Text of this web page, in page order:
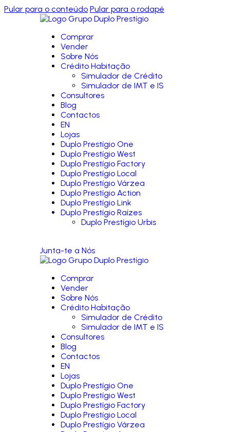
Pular para o conteúdo Pular para o rodapé
Comprar
Vender
Sobre Nós
Crédito Habitação
Simulador de Crédito
Simulador de IMT e IS
Consultores
Blog
Contactos
EN
Lojas
Duplo Prestígio One
Duplo Prestígio West
Duplo Prestígio Factory
Duplo Prestígio Local
Duplo Prestígio Várzea
Duplo Prestígio Action
Duplo Prestígio Link
Duplo Prestígio Raízes
Duplo Prestígio Urbis
Junta-te a Nós
Comprar
Vender
Sobre Nós
Crédito Habitação
Simulador de Crédito
Simulador de IMT e IS
Consultores
Blog
Contactos
EN
Lojas
Duplo Prestígio One
Duplo Prestígio West
Duplo Prestígio Factory
Duplo Prestígio Local
Duplo Prestígio Várzea